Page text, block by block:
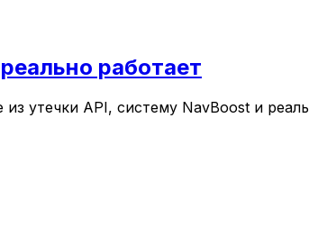
работает
утечки API, систему NavBoost и